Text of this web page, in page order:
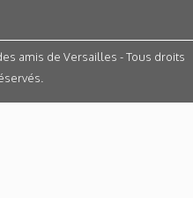
amis de Versailles - Tous droits